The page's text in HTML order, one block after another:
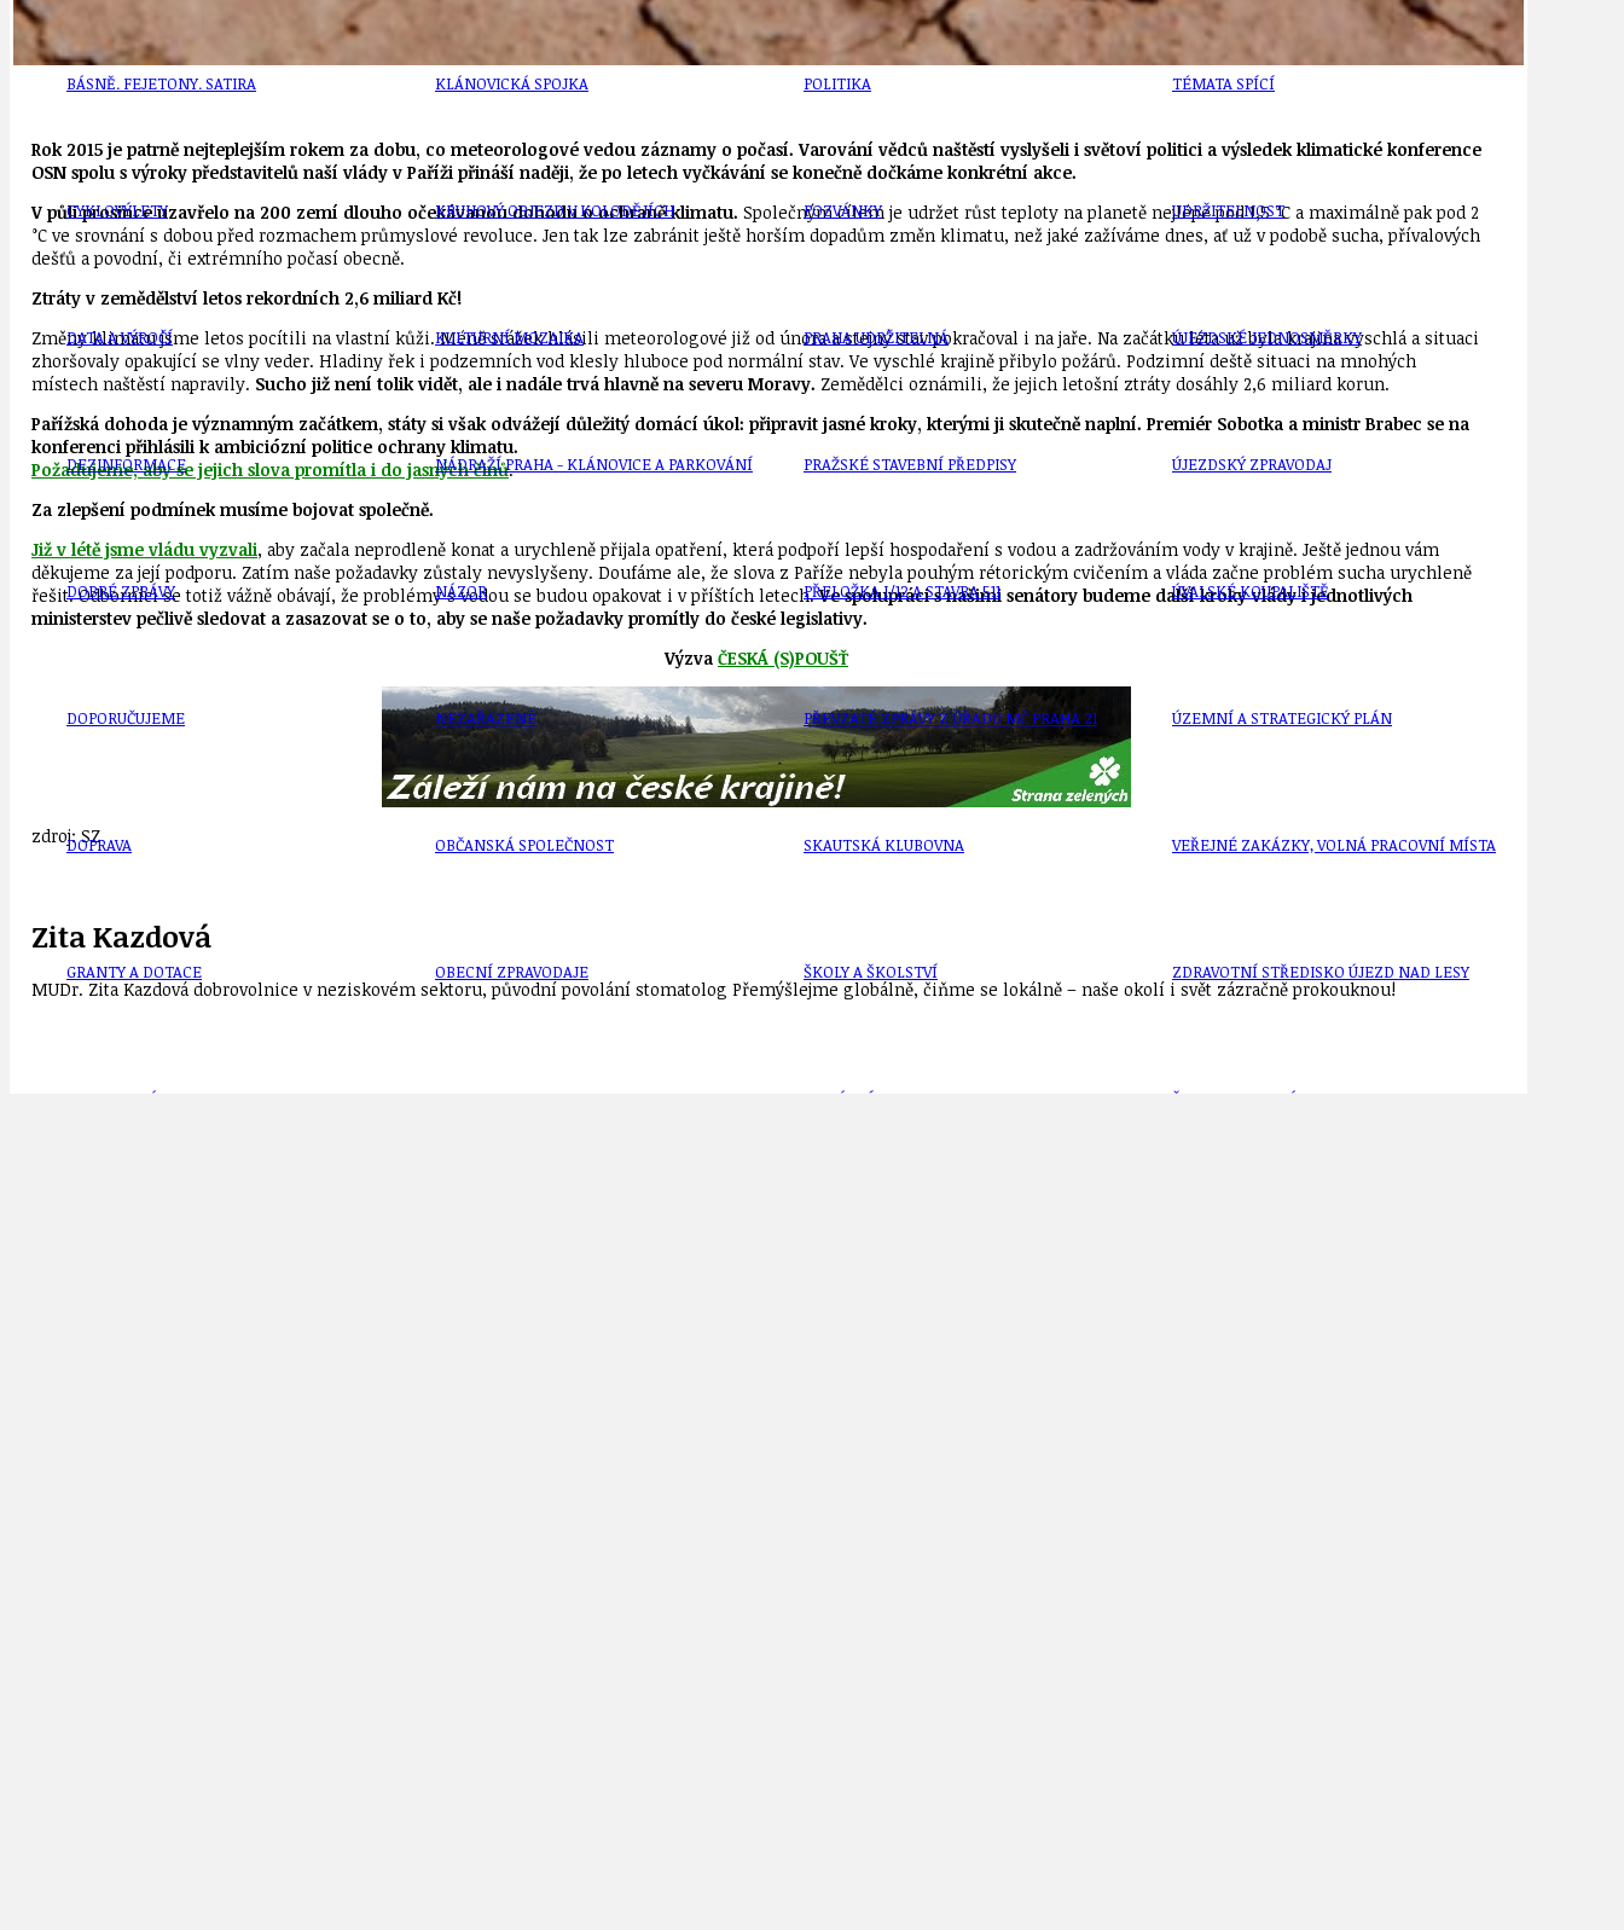
BÁSNĚ. FEJETONY. SATIRA
CYKLOVÝLETY
DATA A VÝROČÍ
DEZINFORMACE
DOBRÉ ZPRÁVY
DOPORUČUJEME
DOPRAVA
GRANTY A DOTACE
HODKOVSKÁ ULICE
KLÁNOVICKÁ SPOJKA
KRUHOVÝ OBJEZD V KOLODĚJÍCH
KULTURNÍ MOZAIKA
NÁDRAŽÍ PRAHA - KLÁNOVICE A PARKOVÁNÍ
NÁZOR
NEZAŘAZENÉ
OBČANSKÁ SPOLEČNOST
OBECNÍ ZPRAVODAJE
POLITIKA
POZVÁNKY
PRAHA UDRŽITELNÁ
PRAŽSKÉ STAVEBNÍ PŘEDPISY
PŘELOŽKA I/12 A STAVBA 511
PŘEVZATÉ ZPRÁVY Z ÚŘADU MČ PRAHA 21
SKAUTSKÁ KLUBOVNA
ŠKOLY A ŠKOLSTVÍ
SOCIÁLNÍ PROJEKTY A POMOC
TÉMATA SPÍCÍ
UDRŽITELNOST
ÚJEZDSKÉ JEDNOSMĚRKY
ÚJEZDSKÝ ZPRAVODAJ
ÚVALSKÉ KOUPALIŠTĚ
ÚZEMNÍ A STRATEGICKÝ PLÁN
VEŘEJNÉ ZAKÁZKY, VOLNÁ PRACOVNÍ MÍSTA
ZDRAVOTNÍ STŘEDISKO ÚJEZD NAD LESY
ŽIVOT KOLEM NÁS
Rok 2015 je patrně nejteplejším rokem za dobu, co meteorologové vedou záznamy o počasí. Varování vědců naštěstí vyslyšeli i světoví politici a výsledek klimatické konference
OSN spolu s výroky představitelů naší vlády v Paříži přináší naději, že po letech vyčkávání se konečně dočkáme konkrétní akce.
V půli prosince uzavřelo na 200 zemí dlouho očekávanou dohodu o ochraně klimatu. Společným cílem je udržet růst teploty na planetě nejlépe pod 1,5 °C a maximálně pak pod 2
°C ve srovnání s dobou před rozmachem průmyslové revoluce. Jen tak lze zabránit ještě horším dopadům změn klimatu, než jaké zažíváme dnes, ať už v podobě sucha, přívalových
dešťů a povodní, či extrémního počasí obecně.
Ztráty v zemědělství letos rekordních 2,6 miliard Kč!
Změny klimatu jsme letos pocítili na vlastní kůži. Méně srážek hlásili meteorologové již od února a stejný stav pokračoval i na jaře. Na začátku léta už byla krajina vyschlá a situaci
zhoršovaly opakující se vlny veder. Hladiny řek i podzemních vod klesly hluboce pod normální stav. Ve vyschlé krajině přibylo požárů. Podzimní deště situaci na mnohých
místech naštěstí napravily. Sucho již není tolik vidět, ale i nadále trvá hlavně na severu Moravy. Zemědělci oznámili, že jejich letošní ztráty dosáhly 2,6 miliard korun.
Pařížská dohoda je významným začátkem, státy si však odvážejí důležitý domácí úkol: připravit jasné kroky, kterými ji skutečně naplní. Premiér Sobotka a ministr Brabec se na
konferenci přihlásili k ambiciózní politice ochrany klimatu.
Požadujeme, aby se jejich slova promítla i do jasných činů.
Za zlepšení podmínek musíme bojovat společně.
Již v létě jsme vládu vyzvali, aby začala neprodleně konat a urychleně přijala opatření, která podpoří lepší hospodaření s vodou a zadržováním vody v krajině. Ještě jednou vám
děkujeme za její podporu. Zatím naše požadavky zůstaly nevyslyšeny. Doufáme ale, že slova z Paříže nebyla pouhým rétorickým cvičením a vláda začne problém sucha urychleně
řešit. Odborníci se totiž vážně obávají, že problémy s vodou se budou opakovat i v příštích letech.Ve spolupráci s našimi senátory budeme další kroky vlády i jednotlivých
ministerstev pečlivě sledovat a zasazovat se o to, aby se naše požadavky promítly do české legislativy.
Výzva ČESKÁ (S)POUŠŤ
zdroj: SZ
Zita Kazdová
MUDr. Zita Kazdová dobrovolnice v neziskovém sektoru, původní povolání stomatolog Přemýšlejme globálně, čiňme se lokálně – naše okolí i svět zázračně prokouknou!